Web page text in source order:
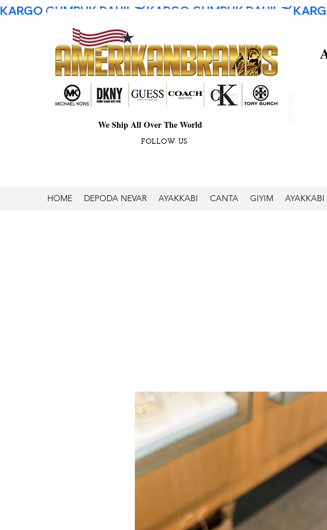
KARGO GUMRUK DAHIL
We Ship All Over The World
FOLLOW US
HOME DEPODA NEVAR AYAKKABI CANTA GIYIM AYAKKABI